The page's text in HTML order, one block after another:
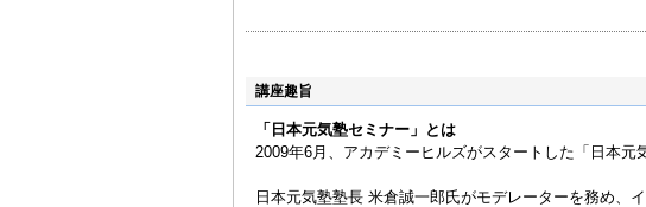
イノベーションを核とした企業の経営戦
講座趣旨
「日本元気塾セミナー」とは
2009年6月、アカデミーヒルズがスタートした「日本元
日本元気塾塾長 米倉誠一郎氏がモデレーターを務め、